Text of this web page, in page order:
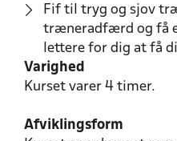
Fif til tryg og sjov
træneradfærd og få
lettere for dig at få
Varighed
Kurset varer 4 timer.
Afviklingsform